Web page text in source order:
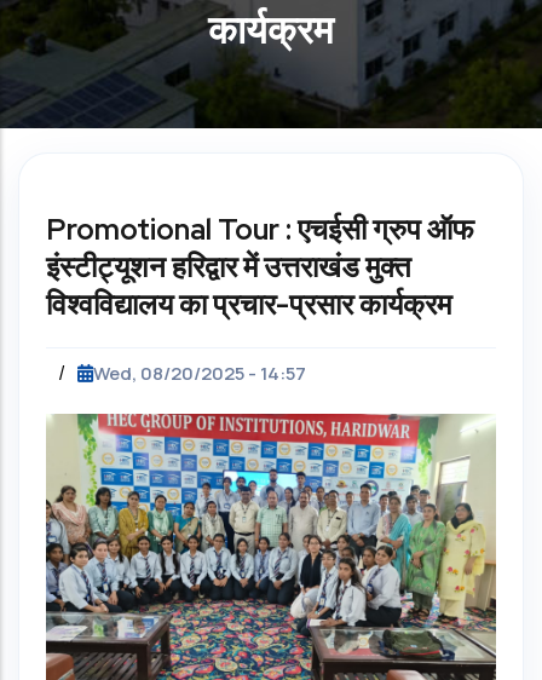
कार्यक्रम
Promotional Tour : एचईसी ग्रुप ऑफ
इंस्टीट्यूशन हरिद्वार में उत्तराखंड मुक्त
विश्वविद्यालय का प्रचार-प्रसार कार्यक्रम
/ Wed, 08/20/2025 - 14:57